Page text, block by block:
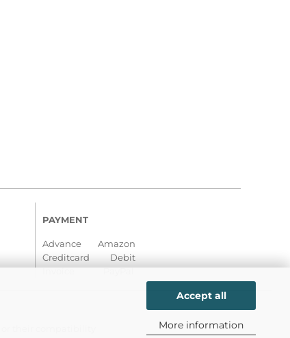
Accept all
More information
PAYMENT
Advance Amazon
Creditcard Debit
Invoice PayPal
their compatibility